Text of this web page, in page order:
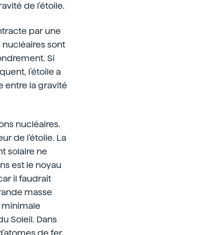
de l'étoile.
par une
sont
Si
l'étoile a
entre la gravité
nucléaires.
de l'étoile. La
solaire ne
est le noyau
il faudrait
masse
minimale
Soleil. Dans
de fer.